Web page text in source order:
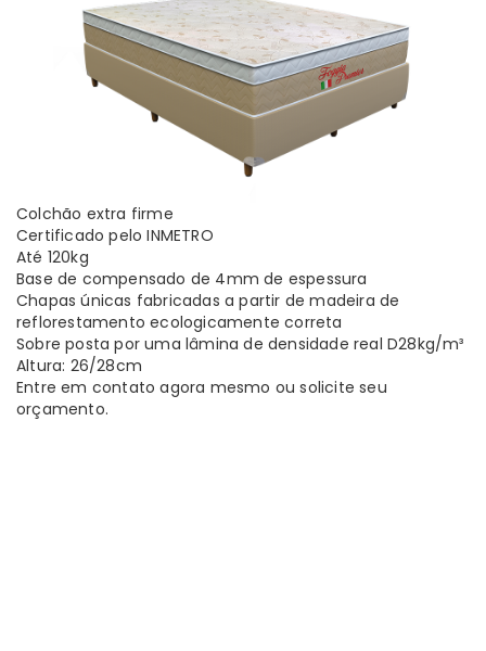
Colchão extra firme
Certificado pelo INMETRO
Até 120kg
Base de compensado de 4mm de espessura
Chapas únicas fabricadas a partir de madeira de
reflorestamento ecologicamente correta
Sobre posta por uma lâmina de densidade real D28kg/m³
Altura: 26/28cm
Entre em contato agora mesmo ou solicite seu
orçamento.